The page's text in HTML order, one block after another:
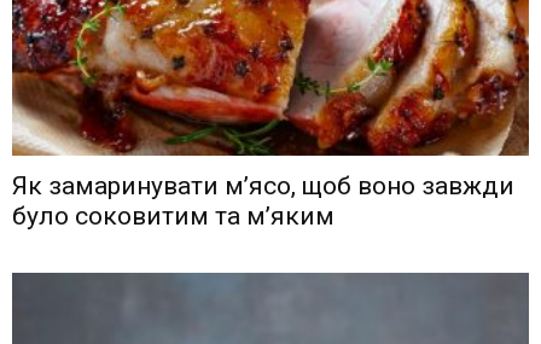
Як замаринувати м’ясо, щоб воно завжди
було соковитим та м’яким